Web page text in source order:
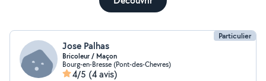
Particulier
Jose Palhas
Bricoleur / Maçon
Bourg-en-Bresse (Pont-des-Chevres)
4/5 (4 avis)